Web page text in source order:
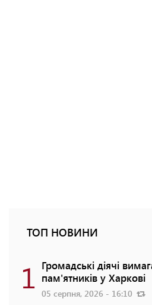
ТОП НОВИНИ
1 Громадські діячі
пам'ятників у Харкові
05 серпня, 2026 - 16:10